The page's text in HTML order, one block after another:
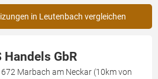
in Leutenbach vergleichen
Handels GbR
Marbach am Neckar (10km von